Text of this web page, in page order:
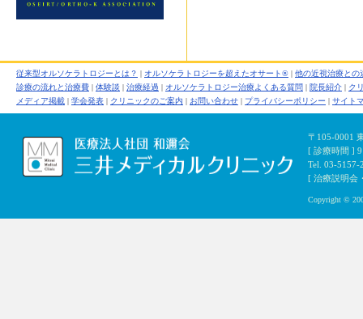
従来型オルソケラトロジーとは？ | オルソケラトロジーを超えたオサート® | 他の近視治療との
診療の流れと治療費 | 体験談 | 治療経過 | オルソケラトロジー治療よくある質問 | 院長紹介 | ク
メディア掲載 | 学会発表 | クリニックのご案内 | お問い合わせ | プライバシーポリシー | サイト
〒105-0001
[ 診療時間 ]
Tel. 03-5157-
[ 治療説明会
Copyright ©